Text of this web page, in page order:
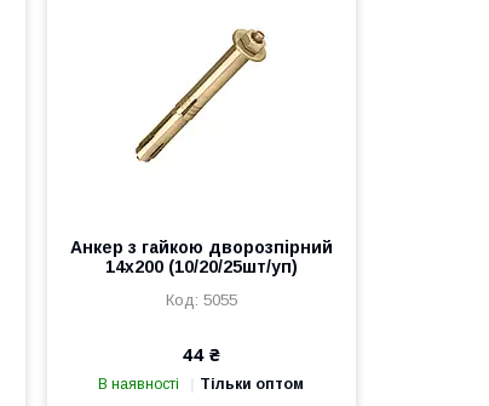
Анкер з гайкою дворозпірний
14х200 (10/20/25шт/уп)
5055
44 ₴
В наявності Тільки оптом